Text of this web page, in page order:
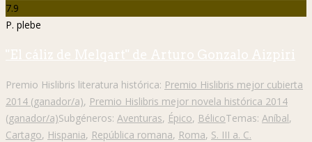
7.9
P. plebe
"El cáliz de Melqart" de Arturo Gonzalo Aizpiri
Premio Hislibris literatura histórica: Premio Hislibris mejor cubierta
2014 (ganador/a), Premio Hislibris mejor novela histórica 2014
(ganador/a)Subgéneros: Aventuras, Épico, BélicoTemas: Aníbal,
Cartago, Hispania, República romana, Roma, S. III a. C.